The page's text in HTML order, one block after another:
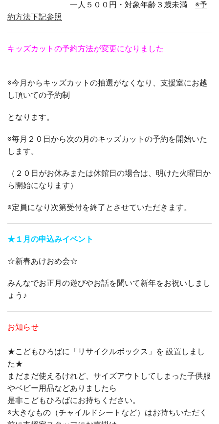
一人５００円・対象年齢３歳未満 ※予
約方法下記参照
キッズカットの予約方法が変更になりました
※今月からキッズカットの抽選がなくなり、支援室にお越
し頂いての予約制
となります。
※毎月２０日から次の月のキッズカットの予約を開始いた
します。
（２０日がお休みまたは休館日の場合は、明けた火曜日か
ら開始になります）
※定員になり次第受付を終了とさせていただきます。
★１月の申込みイベント
☆新春あけおめ会☆
みんなでお正月の遊びやお話を聞いて新年をお祝いしまし
ょう♪
お知らせ
★こどもひろばに「リサイクルボックス」を 設置しまし
た★
まだまだ使えるけれど、サイズアウトしてしまった子供服
やベビー用品などありましたら
是非こどもひろばにお持ちください。
※大きなもの（チャイルドシートなど）はお持ちいただく